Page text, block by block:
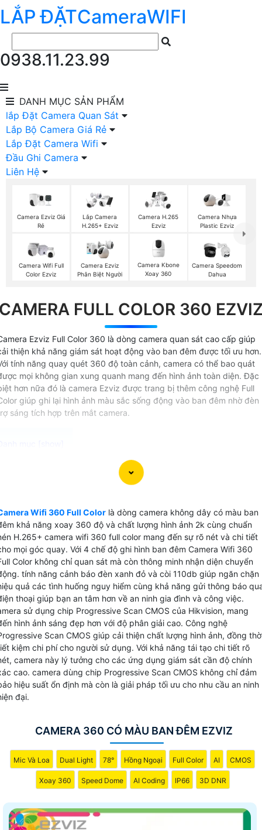
LẮP ĐẶTCameraWIFI
0938.11.23.99
DANH MỤC SẢN PHẨM
lắp Đặt Camera Quan Sát
Lắp Bộ Camera Giá Rẻ
Lắp Đặt Camera Wifi
Đầu Ghi Camera
Liên Hệ
Camera Ezviz Giá
Rẻ
Lắp Camera
H.265+ Ezviz
Camera H.265
Ezviz
Camera Nhựa
Plastic Ezviz
Camera Wifi Full
Color Ezviz
Camera Ezviz
Phân Biệt Người
Camera Kbone
Xoay 360
Camera Speedom
Dahua
FULL COLOR 360
Ezviz Full Color 360 là dòng camera quan sát cao cấp giúp
thiện khả năng giám sát hoạt động vào ban đêm được tối ưu hơn.
tính năng quay quét 360 độ toàn cảnh, camera có thể bao quát
mọi không gian xung quanh mang đến hình ảnh toàn diện. Đặc
hơn nữa đó là camera Ezviz được trang bị thêm công nghệ Full
giúp ghi lại hình ảnh màu sắc sống động vào ban đêm nhờ đèn
sáng tích hợp trên mắt camera.
Wifi 360 Full Color Ezviz là sự lựa chọn lý tưởng
các bạn có nhu cầu giám sát ban đêm Với khả năng kết
quét toàn cảnh một cách linh hoạt và hiệu quả. Chức
báo động chống trộm phát hiện chuyển động và bám
đối tượng giúp bạn dễ dàng theo dõi mọi hoạt động
mà không bỏ lỡ bất kỳ sự kiện nào. Với khả năng
trữ dữ liệu trên thẻ nhớ tối đa 512GB và chuẩn nén
camera giúp tiết kiệm băng thông và dung lượng
trữ mà vẫn Hoàn toàn tin cậy chất lượng hình ảnh sắc
những tính năng ưu việt này, Camera Wifi 360 Full Color
sẽ là trợ thủ đắc lực trong việc bảo vệ ngôi nhà, văn
hoặc cửa hàng của bạn.
Wifi 360 Full Color là dòng camera không dây có màu ban
khả năng xoay 360 độ và chất lượng hình ảnh 2k cùng chuẩn
H.265+ camera wifi 360 full color mang đến sự rõ nét và chi tiết
mọi góc quay. Với 4 chế độ ghi hình ban đêm Camera Wifi 360
Color không chỉ quan sát mà còn thông minh nhận diện chuyển
tính năng cảnh báo đèn xanh đỏ và còi 110db giúp ngăn chặn
quả các tình huống nguy hiểm cùng khả năng gửi thông báo
thoại giúp bạn an tâm hơn về an ninh gia đình và công việc.
sử dụng chip Progressive Scan CMOS của Hikvision, mang
hình ảnh sáng đẹp hơn với độ phân giải cao. Công nghệ
Scan CMOS giúp cải thiện chất lượng hình ảnh, đồng
kiệm chi phí cho người sử dụng. Với khả năng tái tạo chi tiết rõ
camera này lý tưởng cho các ứng dụng giám sát cần độ chính
cao. camera dùng chip Progressive Scan CMOS không chỉ đảm
hiệu suất ổn định mà còn là giải pháp tối ưu cho nhu cầu an ninh
đại.
CAMERA 360 CÓ MÀU BAN ĐÊM EZVIZ
Mic Và Loa Dual Light 78° Hồng Ngoại Full Color AI CMOS
Xoay 360 Speed Dome AI Coding IP66 3D DNR